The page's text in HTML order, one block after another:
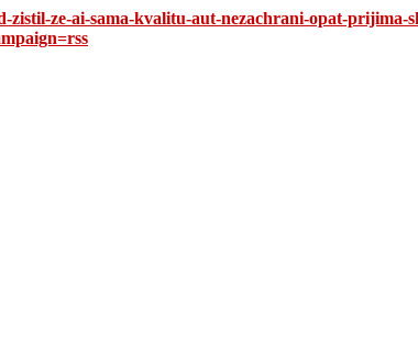
zistil-ze-ai-sama-kvalitu-aut-nezachrani-opat-prijima-